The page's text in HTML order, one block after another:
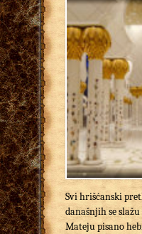
Svi hrišćanski
današnjih se
Mateju pisano